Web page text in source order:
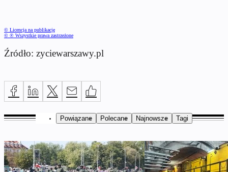
© Licencja na publikację
© ℗ Wszystkie prawa zastrzeżone
Źródło: zyciewarszawy.pl
Powiązane Polecane Najnowsze Tagi